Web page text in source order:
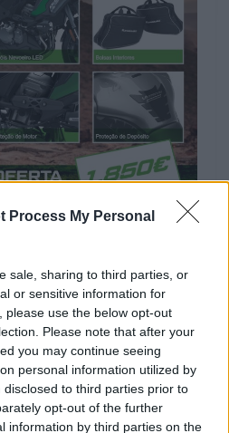
Process My Personal
sale, sharing to third parties, or
or sensitive information for
please use the below opt-out
Please note that after your
you may continue seeing
personal information utilized by
to third parties prior to
opt-out of the further
information by third parties on the
ao stock disponível,
outras promoções. Para
moto de turismo completa
qualquer aventura, esta é
de adquirir a Versys 1000
do Pack Grand Tourer